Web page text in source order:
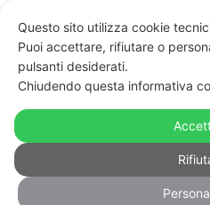
SINDROMI VARIE
Sindrome di Angelman, di
Lange, di Williams, X fragile
Questo sito utilizza cookie
Puoi accettare, rifiutare o
pulsanti desiderati.
Chiudendo questa informativa